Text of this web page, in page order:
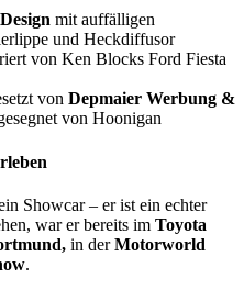
mit auffälligen
und Heckdiffusor
von Ken Blocks Ford Fiesta
von Depmaier Werbung &
von Hoonigan
Showcar – er ist ein echter
war er bereits im Toyota
in derMotorworld
.